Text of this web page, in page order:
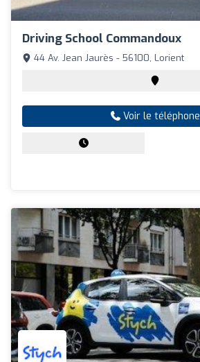
Driving School Commandoux
44 Av. Jean Jaurès - 56100, Lorient
Voir le téléphone